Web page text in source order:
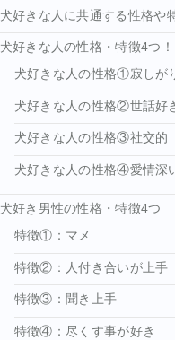
犬好きな人に共通する性格や
犬好きな人の性格・特徴4つ！
犬好きな人の性格①寂しが
犬好きな人の性格②世話好
犬好きな人の性格③社交的
犬好きな人の性格④愛情深
犬好き男性の性格・特徴4つ
特徴①：マメ
特徴②：人付き合いが上手
特徴③：聞き上手
特徴④：尽くす事が好き